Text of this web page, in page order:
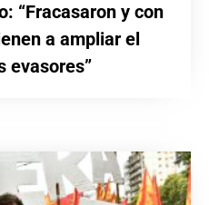
“Fracasaron y con
a ampliar el
evasores”